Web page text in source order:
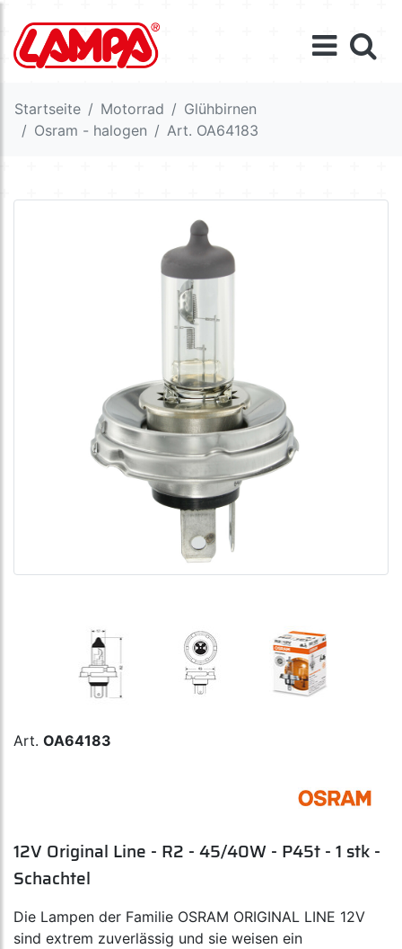
Startseite Motorrad
Glühbirnen
Osram - halogen
Art. OA64183
Art. OA64183
12V Original Line - R2 - 45/40W - P45t - 1 stk -
Schachtel
Die Lampen der Familie OSRAM ORIGINAL LINE 12V
sind extrem zuverlässig und sie weisen ein